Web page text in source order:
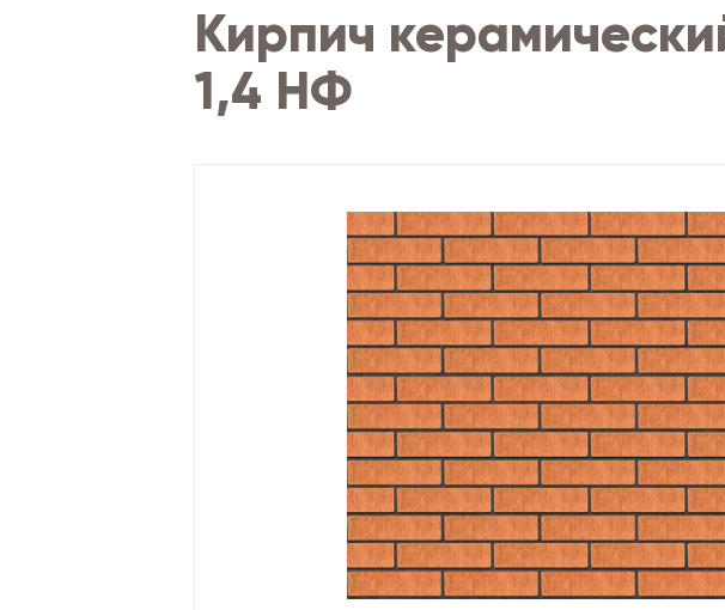
Кирпич
1,4 НФ